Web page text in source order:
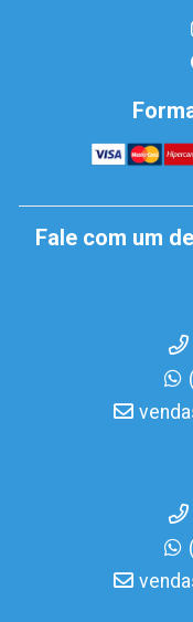
Fale com um